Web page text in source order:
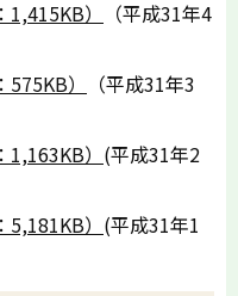
）
（平成31年4
）
（平成31年3
） (平成31年2
） (平成31年1